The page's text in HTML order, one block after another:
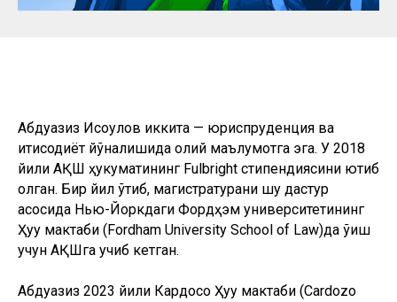
Абдуазиз Исоқулов иккита — юриспруденция ва
иқтисодиёт йўналишида олий маълумотга эга. У 2018
йили АҚШ ҳукуматининг Fulbright стипендиясини ютиб
олган. Бир йил ўтиб, магистратурани шу дастур
асосида Нью-Йоркдаги Фордҳэм университетининг
Ҳуқуқ мактаби (Fordham University School of Law)да ўқиш
учун АҚШга учиб кетган.
Абдуазиз 2023 йили Кардосо Ҳуқуқ мактаби (Cardozo